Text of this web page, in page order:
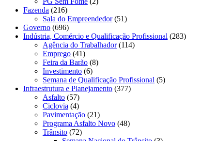
Fazenda (216)
Sala do Empreendedor(51)
Governo (696)
Indústria, Comércio e Qualificação Profissional (283)
Agência do Trabalhador(114)
Emprego (41)
Feira da Barão (8)
Investimento (6)
Semana de Qualificação Profissional (5)
Infraestrutura e Planejamento (377)
Asfalto (57)
Ciclovia (4)
Pavimentação (21)
Programa Asfalto Novo (48)
Trânsito (72)